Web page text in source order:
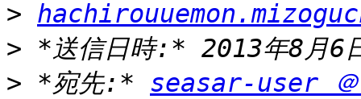
>
>
> *宛先:* seasar-user